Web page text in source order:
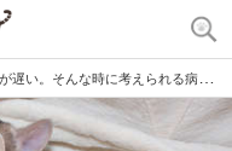
。そんな時に考えられる病気について